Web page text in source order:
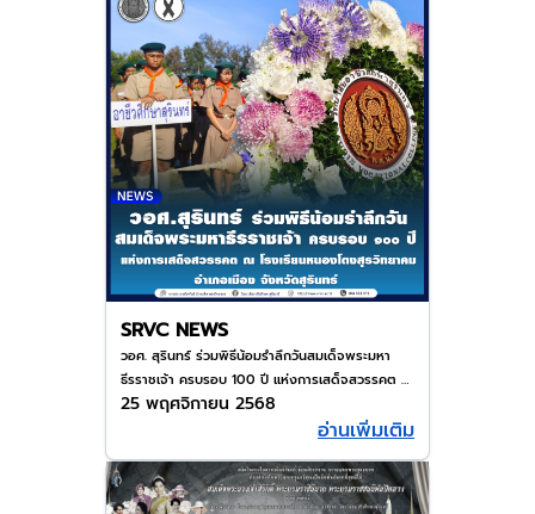
SRVC NEWS
วอศ. สุรินทร์ ร่วมพิธีน้อมรำลึกวันสมเด็จพระมหา
ธีรราชเจ้า ครบรอบ 100 ปี แห่งการเสด็จสวรรคต ณ
โรงเรียนหนองโตง (สุรวิทยาคม)
25 พฤศจิกายน 2568
อ่านเพิ่มเติม